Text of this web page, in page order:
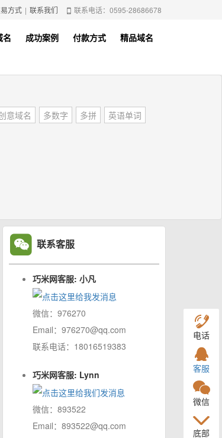
联系电话：0595-28686678
方式 | 联系我们
名 成功案例 付款方式 精品域名
意域名 多数字 多拼
英语单词
联系客服
巧米网客服: 小凡
微信：976270
Email：976270@qq.com
联系电话：18016519383
巧米网客服: Lynn
微信：893522
Email：893522@qq.com
电话
客服
微信
底部